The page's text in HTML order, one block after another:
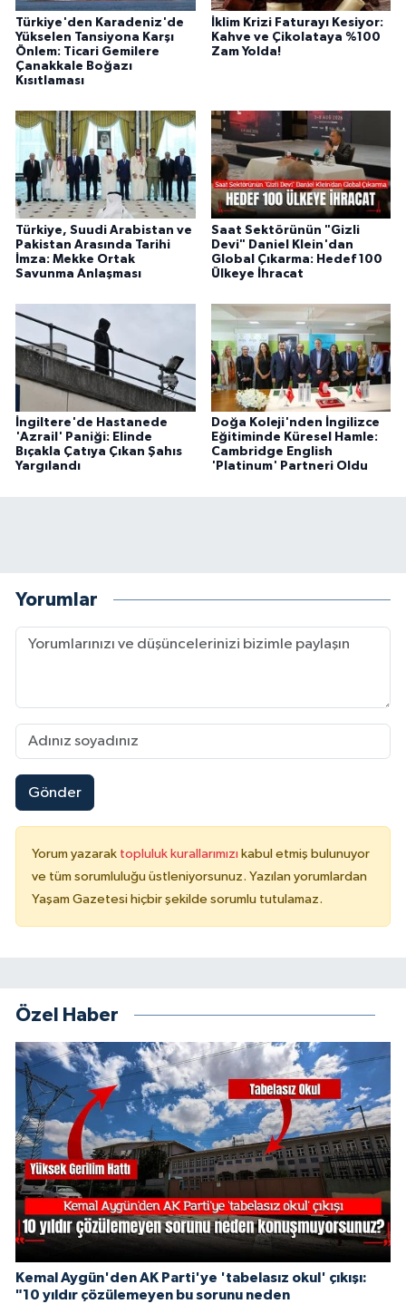
Türkiye'den Karadeniz'de
Yükselen Tansiyona Karşı
Önlem: Ticari Gemilere
Çanakkale Boğazı
Kısıtlaması
İklim Krizi Faturayı Kesiyor:
Kahve ve Çikolataya %100
Zam Yolda!
Türkiye, Suudi Arabistan ve
Pakistan Arasında Tarihi
İmza: Mekke Ortak
Savunma Anlaşması
Saat Sektörünün "Gizli
Devi" Daniel Klein'dan
Global Çıkarma: Hedef 100
Ülkeye İhracat
İngiltere'de Hastanede
'Azrail' Paniği: Elinde
Bıçakla Çatıya Çıkan Şahıs
Yargılandı
Doğa Koleji'nden İngilizce
Eğitiminde Küresel Hamle:
Cambridge English
'Platinum' Partneri Oldu
Yorumlar
Gönder
Yorum yazarak topluluk kurallarımızı kabul etmiş bulunuyor
ve tüm sorumluluğu üstleniyorsunuz. Yazılan yorumlardan
Yaşam Gazetesi hiçbir şekilde sorumlu tutulamaz.
Özel Haber
Kemal Aygün'den AK Parti'ye 'tabelasız okul' çıkışı:
"10 yıldır çözülemeyen bu sorunu neden